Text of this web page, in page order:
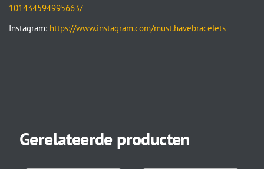
101434594995663/
Instagram: https://www.instagram.com/must.havebracelets
Gerelateerde producten